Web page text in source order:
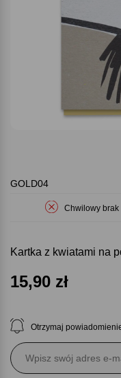
GOLD04
Chwilowy brak
Kartka z kwiatami na
15,90 zł
Otrzymaj